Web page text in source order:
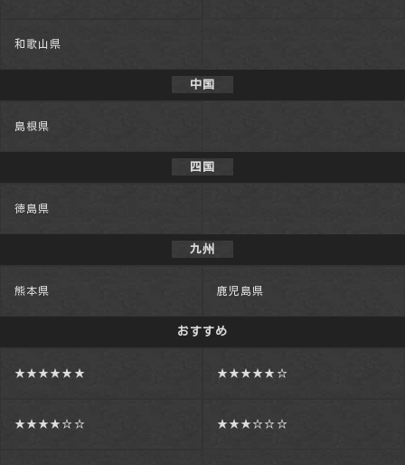
和歌山県
中国
島根県
四国
徳島県
九州
熊本県 鹿児島県
おすすめ
★★★★★★ ★★★★★☆
★★★★☆☆ ★★★☆☆☆